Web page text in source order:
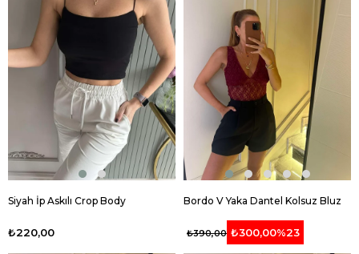
Siyah İp Askılı Crop Body
₺220,00
Bordo V Yaka Dantel Kolsuz Bluz
₺300,00%23
₺390,00